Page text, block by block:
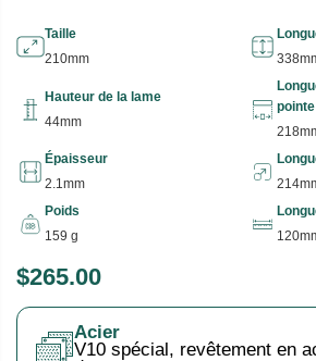
Taille
210mm
Hauteur de la lame
44mm
pointe
Épaisseur
2.1mm
Poids
159 g
P
R
$265.00
Acier
V10 spécial, revêtement en